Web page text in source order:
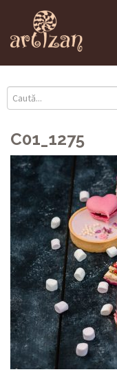
C01_1275